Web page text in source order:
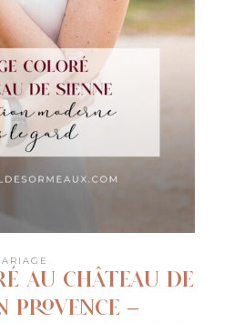
au Château de
Provence –